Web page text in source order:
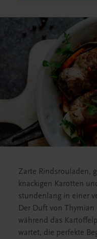
Zarte Rindsrouladen,
knackigen Karotten
stundenlang in einer
Der Duft von
während das
wartet, die perfekte